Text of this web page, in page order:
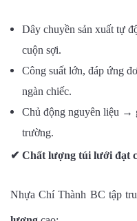
Dây chuyền sản xuất tự
cuộn sợi.
Công suất lớn, đáp ứng
ngàn chiếc.
Chủ động nguyên liệu →
trường.
✔ Chất lượng túi lưới đạt
Nhựa Chí Thành BC tập